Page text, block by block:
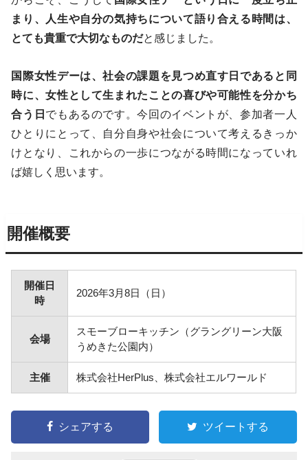
まり、人生や自分の気持ちについて語り合える時間は、
とても貴重で大切なものだと感じました。
国際女性デーは、社会の課題を見つめ直す日であると同
時に、女性として生まれたことの喜びや可能性を分かち
合う日でもあるのです。今回のイベントが、参加者一人
ひとりにとって、自分自身や社会について考えるきっか
けとなり、これからの一歩につながる時間になっていれ
ば嬉しく思います。
開催概要
開催日
時
2026年3月8日（日）
会場
スモーブローキッチン（グラングリーン大阪
うめきた公園内）
主催 株式会社HerPlus、株式会社エルワールド
シェアする ツイートする